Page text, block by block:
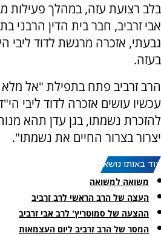
בלב רצועת עזה, במהלך פעילות
אבי זרביב, חבר בית הדין הרבני
גבעתי, אזכרה מרגשת לדוד ליבי
בעזה.
הרב זרביב פתח בתפילת "אל
עכשיו עושים אזכרה לדוד ליבי
להזכרת נשמתו, בגן עדן תהא
יצרור בצרור החיים את נשמתו".
עוד באותו נושא:
משואה למשואה
העצה של הרב הראשי לרב זרביב
ההצעה של סמוטריץ' לרב אבי זרביב
המסר של הרב זרביב ליום העצמאות